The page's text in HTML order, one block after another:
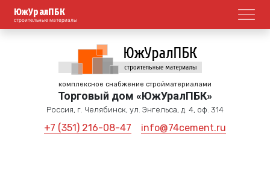
ЮжУралПБК
строительные материалы
комплексное снабжение стройматериалами
Торговый дом «ЮжУралПБК»
Россия, г. Челябинск, ул. Энгельса, д. 4, оф. 314
+7 (351) 216-08-47 info@74cement.ru